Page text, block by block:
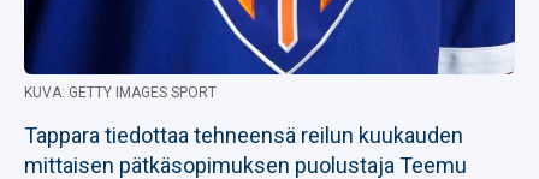
KUVA: GETTY IMAGES SPORT
Tappara tiedottaa tehneensä reilun kuukauden
mittaisen pätkäsopimuksen puolustaja Teemu